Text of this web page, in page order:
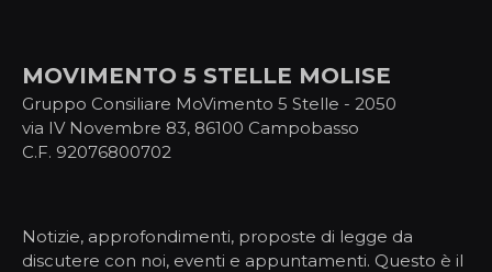
MOVIMENTO 5 STELLE MOLISE
Gruppo Consiliare MoVimento 5 Stelle - 2050
via IV Novembre 83, 86100 Campobasso
C.F. 92076800702
Notizie, approfondimenti, proposte di legge da
discutere con noi, eventi e appuntamenti. Questo è il